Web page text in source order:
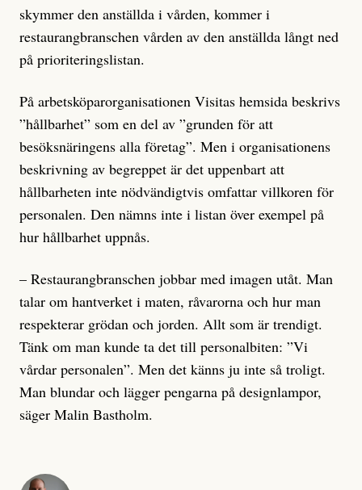
skymmer den anställda i vår­den, kommer i
restaurangbranschen vården av den anställda långt ned
på prio­­­­riterings­listan.
På arbetsköparorganisationen Visitas hemsida beskrivs
”hållbarhet” som en del av ”grunden för att
besöksnäringens alla företag”. Men i organisationens
beskriv­ning av begreppet är det uppenbart att
hållbarheten inte nödvändigtvis omfattar villkoren för
personalen. Den nämns inte i listan över exempel på
hur hållbarhet upp­nås.
– Restaurangbranschen jobbar med ima­gen utåt. Man
talar om hantverket i maten, råvarorna och hur man
respekterar grödan och jorden. Allt som är trendigt.
Tänk om man kunde ta det till personalbiten: ”Vi
vårdar personalen”. Men det känns ju inte så troligt.
Man blundar och lägger pengarna på designlampor,
säger Malin Bastholm.